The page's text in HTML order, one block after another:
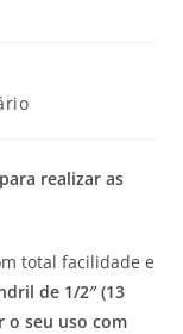
realizar as
total facilidade e
de 1/2″ (13
o seu uso com